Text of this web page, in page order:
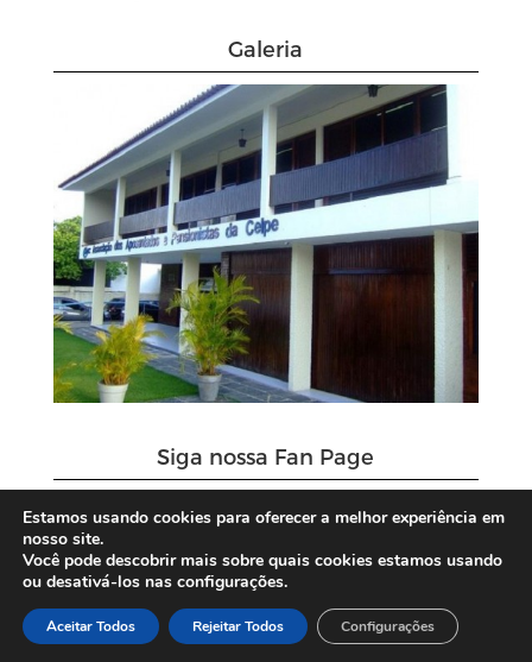
Galeria
Siga nossa Fan Page
Estamos usando cookies para oferecer a melhor experiência em
nosso site.
Você pode descobrir mais sobre quais cookies estamos usando
ou desativá-los nas configurações.
Aceitar Todos Rejeitar Todos Configurações